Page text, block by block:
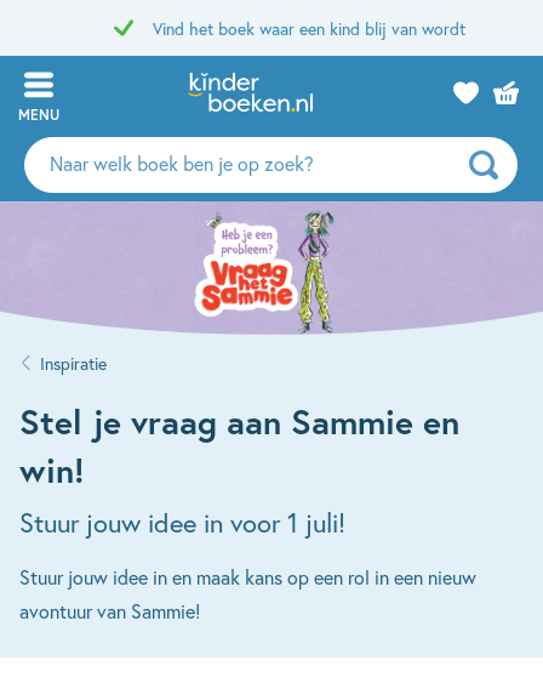
Vind het boek waar een kind blij van wordt
MENU
Zoeken
naar
Inspiratie
Stel je vraag aan Sammie en
win!
Stuur jouw idee in voor 1 juli!
Stuur jouw idee in en maak kans op een rol in een nieuw
avontuur van Sammie!